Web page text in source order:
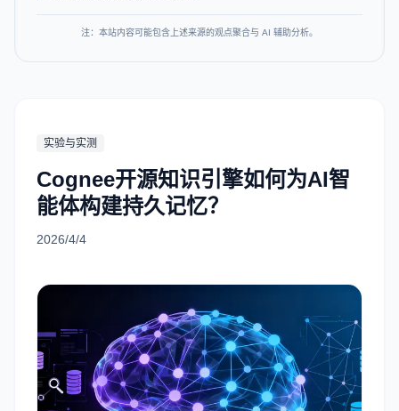
注：本站内容可能包含上述来源的观点聚合与 AI 辅助分析。
实验与实测
Cognee开源知识引擎如何为AI智
能体构建持久记忆？
2026/4/4